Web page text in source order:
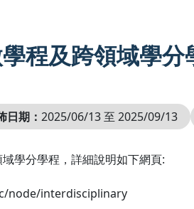
程及跨領域學分
日期： 2025/06/13 至 2025/09/13
學分學程，詳細說明如下網頁:
node/interdisciplinary